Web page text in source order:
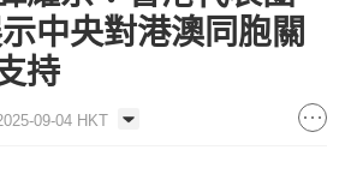
中央對港澳同胞關
持
09-04 HKT